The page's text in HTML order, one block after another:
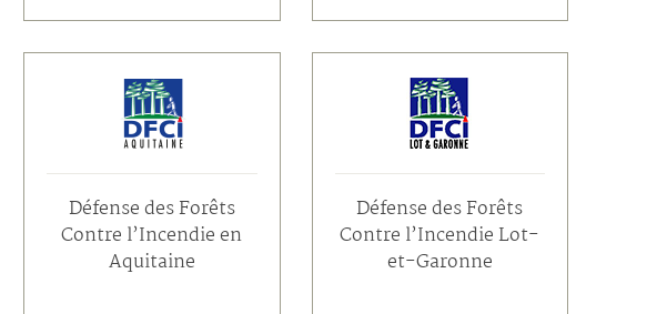
Défense des Forêts
Contre l’Incendie en
Aquitaine
Défense des Forêts
Contre l’Incendie Lot-
et-Garonne